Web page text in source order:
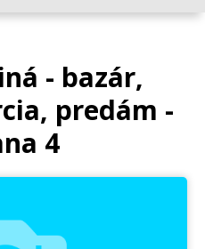
- bazár,
predám -
4